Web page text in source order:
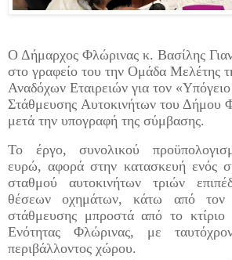
Ο Δήμαρχος Φλώρινας κ. Βασίλης
στο γραφείο του την Ομάδα Μελέτης
Αναδόχων Εταιρειών για τον «
Στάθμευσης Αυτοκινήτων του Δήμου
μετά την υπογραφή της σύμβασης.
Το έργο, συνολικού
ευρώ, αφορά στην κατασκευή ενός
σταθμού αυτοκινήτων τριών
θέσεων οχημάτων,κάτω από τον
στάθμευσης μπροστά από το κτίριο
Ενότητας Φλώρινας, με
περιβάλλοντος χώρου.